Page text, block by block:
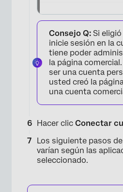
Consejo Q: Si
inicie sesión en la
tiene poder
la página
ser una cuenta
usted creó la
una cuenta
Hacer clic Conectar
Los siguiente pasos
varían según las
seleccionado.